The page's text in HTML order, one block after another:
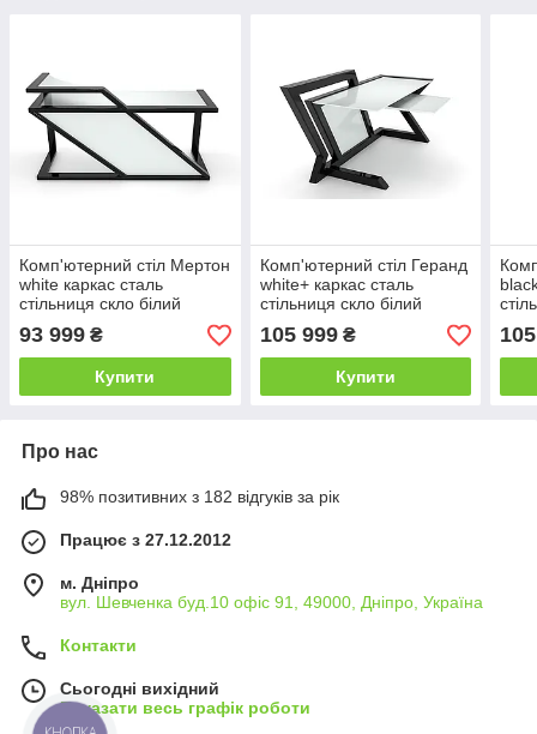
Комп'ютерний стіл Мертон
white каркас сталь
стільниця скло білий
глянець 1400х600х750 мм
(БЦ-Стіл ТМ)
93 999 ₴
Купити
Комп'ютерний стіл Геранд
white+ каркас сталь
стільниця скло білий
глянець 1400х600х750 мм
(БЦ-Стіл ТМ)
105 999₴
Купити
(БЦ-
Про нас
98% позитивних з 182 відгуків за рік
Працює з 27.12.2012
м. Дніпро
вул. Шевченка буд.10 офіс 91, 49000, Дніпро, Україна
Контакти
Сьогодні вихідний
Показати весь графік роботи